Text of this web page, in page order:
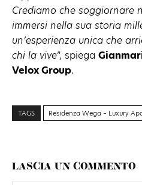
Crediamo che soggiornare
immersi nella sua storia
un’esperienza unica che
chi la vive”, spiega
Velox Group.
TAGS Residenza Wega – Luxury
LASCIA UN COMMENTO